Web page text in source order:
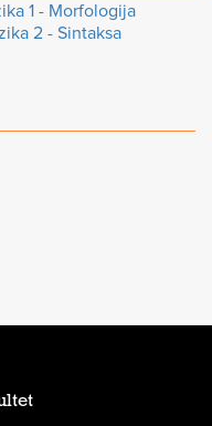
1 - Morfologija
2 - Sintaksa